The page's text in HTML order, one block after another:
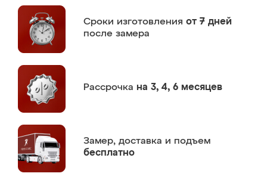
Сроки изготовления от 7 дней
после замера
Рассрочка на 3, 4, 6 месяцев
Замер, доставка и подъем
бесплатно